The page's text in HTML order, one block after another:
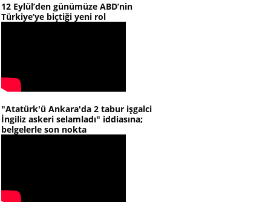
12 Eylül’den günümüze ABD’nin
Türkiye’ye biçtiği yeni rol
"Atatürk'ü Ankara'da 2 tabur işgalci
İngiliz askeri selamladı" iddiasına;
belgelerle son nokta